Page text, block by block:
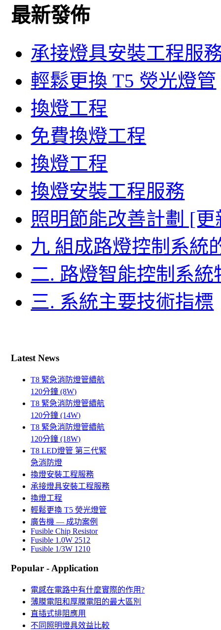
最新發佈
承接燈具安裝工程服
輕鬆更換 T5 熒光燈管
換燈工程
免費換燈工程
換燈工程
換燈安裝工程服務
照明節能改善計劃 [
九 組成路燈控制系統
二. 路燈智能控制系統
三. 系統主要技術指標
Latest News
T8 緊急消防燈管續航
120分鐘 (8W)
T8 緊急消防燈管續航
120分鐘 (14W)
T8 緊急消防燈管續航
120分鐘 (18W)
T8 LED燈管 第三代緊
急消防燈
換燈安裝工程服務
承接燈具安裝工程服務
換燈工程
輕鬆更換 T5 熒光燈管
廣告機 — 成功案例
Fusible Chip Resistor
Fusible 1.0W 2512
Fusible 1/3W 1210
Popular - Application
電感在電路中有什麼實際的作用?
薄膜電阻和厚膜電阻的最大區別
直插式排阻應用
不同照明燈具效益比較